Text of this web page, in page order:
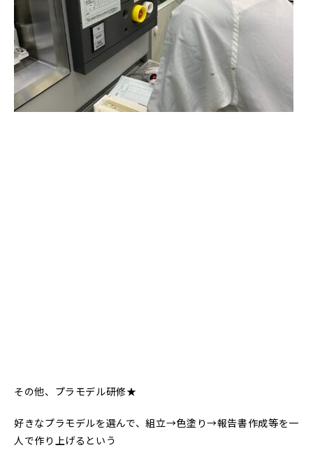
その他、プラモデル研修★
好きなプラモデルを選んで、組立→色塗り→報告書作成等を一
人で作り上げるという